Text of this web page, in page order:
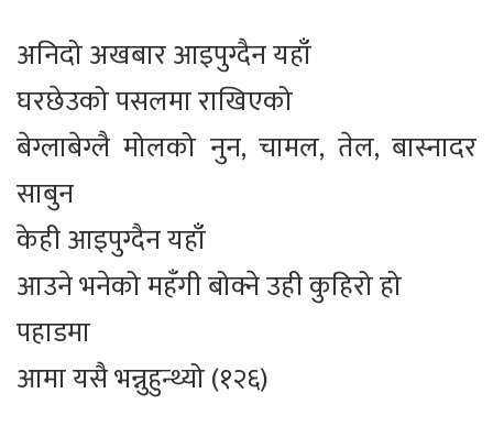
अनिदो अखबार आइपुग्दैन यहाँ
घरछेउको पसलमा राखिएको
बेग्लाबेग्लै मोलको नुन, चामल, तेल, बास्नादर
साबुन
केही आइपुग्दैन यहाँ
आउने भनेको महँगी बोक्ने उही कुहिरो हो
पहाडमा
आमा यसै भन्नुहुन्थ्यो (१२६)